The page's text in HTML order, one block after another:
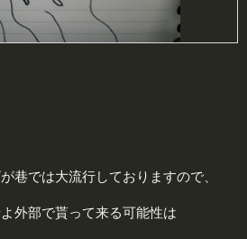
巷では大流行しておりますので、
外部で貰って来る可能性は